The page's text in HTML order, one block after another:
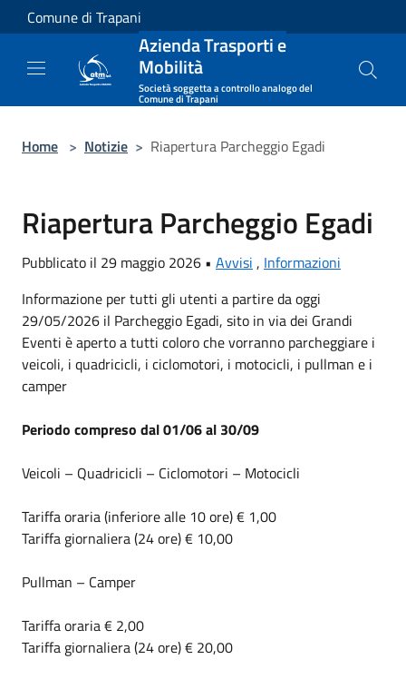
Salta al contenuto principale
Comune di Trapani
Azienda Trasporti e
Mobilità
Società soggetta a controllo analogo del
Comune di Trapani
Home > Notizie > Riapertura Parcheggio Egadi
Riapertura Parcheggio Egadi
Pubblicato il 29 maggio 2026 • Avvisi , Informazioni
Informazione per tutti gli utenti a partire da oggi
29/05/2026 il Parcheggio Egadi, sito in via dei Grandi
Eventi è aperto a tutti coloro che vorranno parcheggiare i
veicoli, i quadricicli, i ciclomotori, i motocicli, i pullman e i
camper
Periodo compreso dal 01/06 al 30/09
Veicoli – Quadricicli – Ciclomotori – Motocicli
Tariffa oraria (inferiore alle 10 ore) € 1,00
Tariffa giornaliera (24 ore) € 10,00
Pullman – Camper
Tariffa oraria € 2,00
Tariffa giornaliera (24 ore) € 20,00